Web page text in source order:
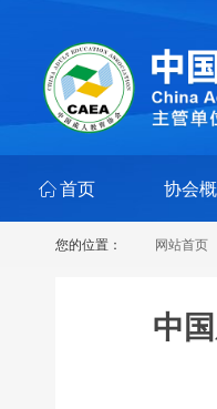
ꀇ 首页 协会
网站首页
您的位置：
中